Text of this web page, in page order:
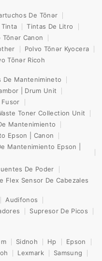
De Tōnər
Tintas De Litro
Tōnər Canon
Polvo Tōnər Kyocera
Tōnər Ricoh
De Mantenimineto
| Drum Unit
Fusor
Toner Collection Unit
Mantenimiento
Epson | Canon
Mantenimiento Epson |
De Poder
Flex Sensor De Cabezales
Audifonos
Supresor De Picos
Sidnoh Hp
Epson
Lexmark
Samsung